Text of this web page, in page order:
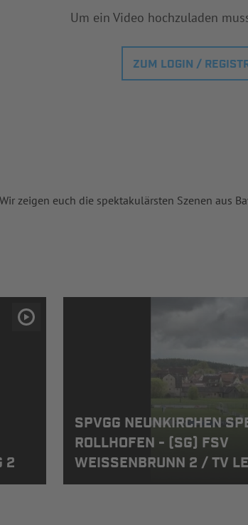
Um ein Video hochzuladen
ZUM LOGIN /
Wir zeigen euch die spektakulärsten Szenen aus
2
SPVGG NEUNKIRCHEN
ROLLHOFEN - (SG) FSV
WEISSENBRUNN 2 / TV